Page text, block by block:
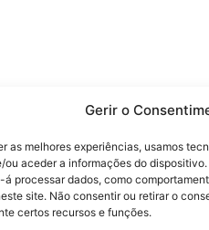
Gerir o
as melhores experiências, usamos
ou aceder a informações do
processar dados, como
site. Não consentir ou retirar o
certos recursos e funções.